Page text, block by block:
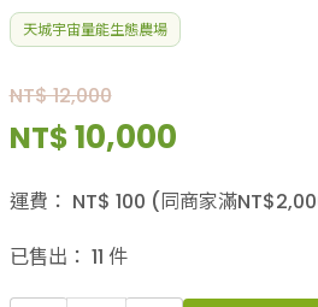
天城宇宙量能生態農場
NT$ 12,000
NT$10,000
運費： NT$ 100 (同商家滿NT$
已售出： 11 件